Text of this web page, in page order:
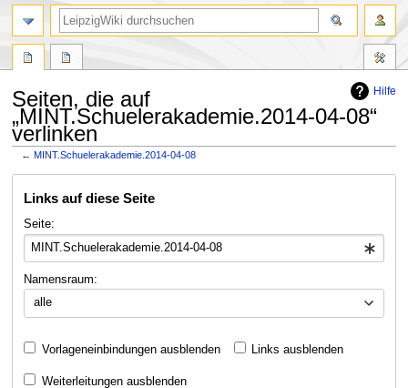
Hilfe
Seiten, die auf
„MINT.Schuelerakademie.2014-04-08“
verlinken
←MINT.Schuelerakademie.2014-04-08
Navigation
Suche
Links auf diese Seite
Seite:
Namensraum:
alle
Vorlageneinbindungen ausblenden Links ausblenden
Weiterleitungen ausblenden